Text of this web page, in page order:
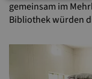
gemeinsam im
Bibliothek würden